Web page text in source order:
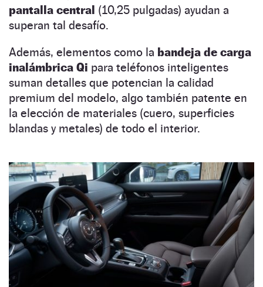
pantalla central (10,25 pulgadas) ayudan a
superan tal desafío.
Además, elementos como la bandeja de carga
inalámbrica Qi para teléfonos inteligentes
suman detalles que potencian la calidad
premium del modelo, algo también patente en
la elección de materiales (cuero, superficies
blandas y metales) de todo el interior.